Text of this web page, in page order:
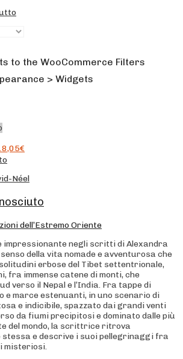
to the WooCommerce Filters
> Widgets
€
Néel
dell’Estremo Oriente
impressionante negli scritti di Alexandra
della vita nomade e avventurosa che
erbose del Tibet settentrionale,
fra immense catene di monti, che
verso il Nepal e l’India. Fra tappe di
e marce estenuanti, in uno scenario di
e indicibile, spazzato dai grandi venti
da fiumi precipitosi e dominato dalle più
del mondo, la scrittrice ritrova
stessa e descrive i suoi pellegrinaggi fra
misteriosi.